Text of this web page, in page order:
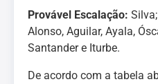
Provável Escalação:
Alonso, Aguilar, Ayala,
Santander e Iturbe.
De acordo com a tabela